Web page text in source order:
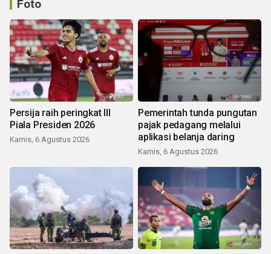
Foto
Persija raih peringkat III
Piala Presiden 2026
Kamis, 6 Agustus 2026
Pemerintah tunda pungutan
pajak pedagang melalui
aplikasi belanja daring
Kamis, 6 Agustus 2026